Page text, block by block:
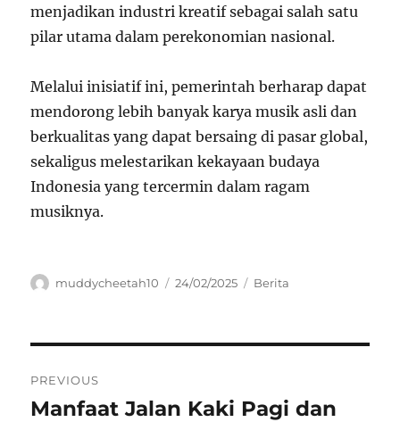
menjadikan industri kreatif sebagai salah satu
pilar utama dalam perekonomian nasional.
Melalui inisiatif ini, pemerintah berharap dapat
mendorong lebih banyak karya musik asli dan
berkualitas yang dapat bersaing di pasar global,
sekaligus melestarikan kekayaan budaya
Indonesia yang tercermin dalam ragam
musiknya.
Author
muddycheetah10
Posted
24/02/2025 Categories
Berita
pos
PREVIOUS
Previous
Manfaat Jalan Kaki Pagi dan